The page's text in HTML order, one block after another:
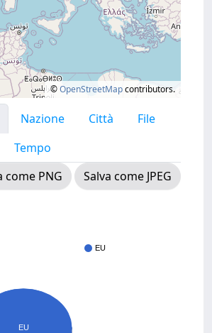
©OpenStreetMapcontributors.
Nazione Città
File
Tempo
come PNG
Salva come JPEG
EU
EU